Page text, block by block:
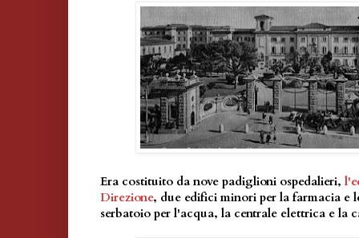
Era costituito da nove padiglioni ospedalieri,
Direzione, due edifici minori per la farmacia e
serbatoio per l'acqua, la centrale elettrica e la